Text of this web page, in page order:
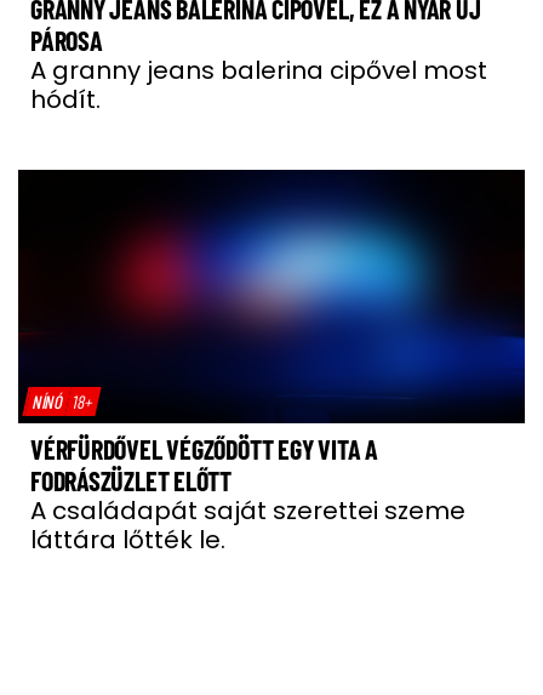
GRANNY JEANS BALERINA CIPŐVEL, EZ A NYÁR ÚJ
PÁROSA
A granny jeans balerina cipővel most
hódít.
NÍNÓ 18+
VÉRFÜRDŐVEL VÉGZŐDÖTT EGY VITA A
FODRÁSZÜZLET ELŐTT
A családapát saját szerettei szeme
láttára lőtték le.